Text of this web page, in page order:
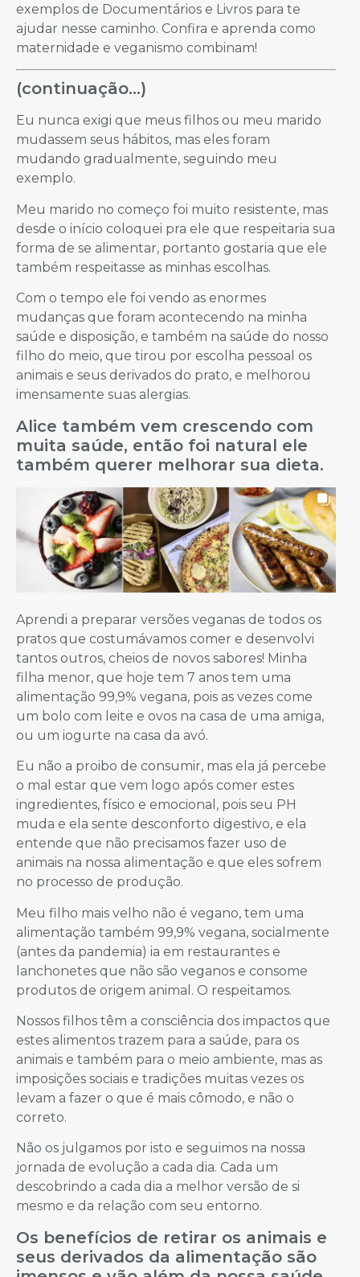
exemplos de Documentários e Livros para te
ajudar nesse caminho. Confira e aprenda como
maternidade e veganismo combinam!
(continuação…)
Eu nunca exigi que meus filhos ou meu marido
mudassem seus hábitos, mas eles foram
mudando gradualmente, seguindo meu
exemplo.
Meu marido no começo foi muito resistente, mas
desde o início coloquei pra ele que respeitaria sua
forma de se alimentar, portanto gostaria que ele
também respeitasse as minhas escolhas.
Com o tempo ele foi vendo as enormes
mudanças que foram acontecendo na minha
saúde e disposição, e também na saúde do nosso
filho do meio, que tirou por escolha pessoal os
animais e seus derivados do prato, e melhorou
imensamente suas alergias.
Alice também vem crescendo com
muita saúde, então foi natural ele
também querer melhorar sua dieta.
Aprendi a preparar versões veganas de todos os
pratos que costumávamos comer e desenvolvi
tantos outros, cheios de novos sabores! Minha
filha menor, que hoje tem 7 anos tem uma
alimentação 99,9% vegana, pois as vezes come
um bolo com leite e ovos na casa de uma amiga,
ou um iogurte na casa da avó.
Eu não a proibo de consumir, mas ela já percebe
o mal estar que vem logo após comer estes
ingredientes, físico e emocional, pois seu PH
muda e ela sente desconforto digestivo, e ela
entende que não precisamos fazer uso de
animais na nossa alimentação e que eles sofrem
no processo de produção.
Meu filho mais velho não é vegano, tem uma
alimentação também 99,9% vegana, socialmente
(antes da pandemia) ia em restaurantes e
lanchonetes que não são veganos e consome
produtos de origem animal. O respeitamos.
Nossos filhos têm a consciência dos impactos que
estes alimentos trazem para a saúde, para os
animais e também para o meio ambiente, mas as
imposições sociais e tradições muitas vezes os
levam a fazer o que é mais cômodo, e não o
correto.
Não os julgamos por isto e seguimos na nossa
jornada de evolução a cada dia. Cada um
descobrindo a cada dia a melhor versão de si
mesmo e da relação com seu entorno.
Os benefícios de retirar os animais e
seus derivados da alimentação são